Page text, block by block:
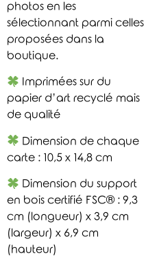
photos en les
sélectionnant parmi celles
proposées dans la
boutique.
Imprimées sur du
papier d’art recyclé mais
de qualité
Dimension de chaque
carte : 10,5 x 14,8 cm
Dimension du support
en bois certifié FSC® : 9,3
cm (longueur) x 3,9 cm
(largeur) x 6,9 cm
(hauteur)